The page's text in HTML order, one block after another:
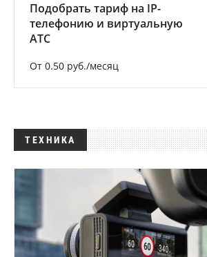
Подобрать тариф на IP-
телефонию и виртуальную
АТС
От 0.50 руб./месяц
ТЕХНИКА